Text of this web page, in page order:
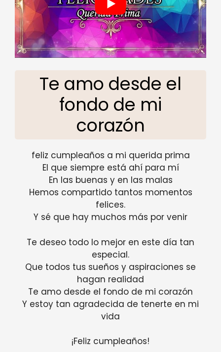
Te amo desde el
fondo de mi
corazón
feliz cumpleaños a mi querida prima
El que siempre está ahí para mí
En las buenas y en las malas
Hemos compartido tantos momentos
felices.
Y sé que hay muchos más por venir
Te deseo todo lo mejor en este día tan
especial.
Que todos tus sueños y aspiraciones se
hagan realidad
Te amo desde el fondo de mi corazón
Y estoy tan agradecida de tenerte en mi
vida
¡Feliz cumpleaños!